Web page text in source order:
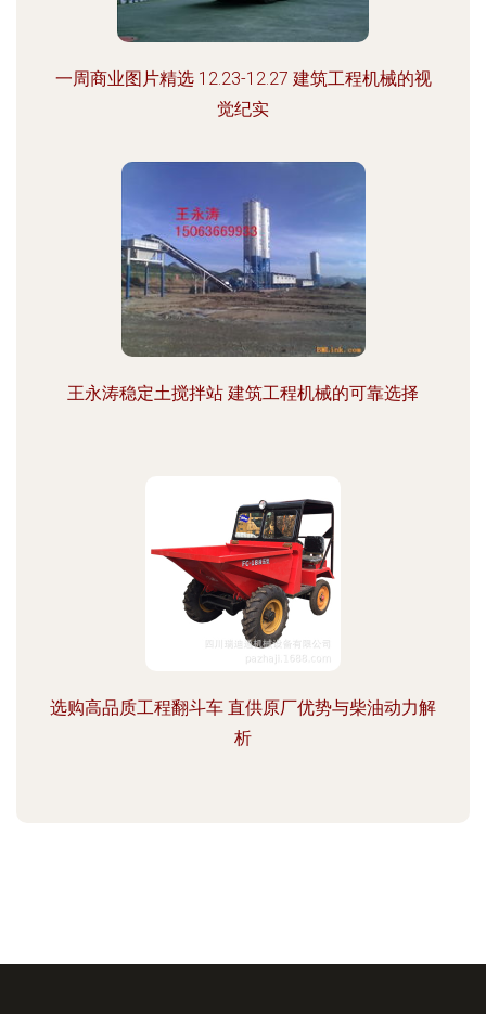
一周商业图片精选 12.23-12.27 建筑工程机械的视
觉纪实
王永涛稳定土搅拌站 建筑工程机械的可靠选择
选购高品质工程翻斗车 直供原厂优势与柴油动力解
析